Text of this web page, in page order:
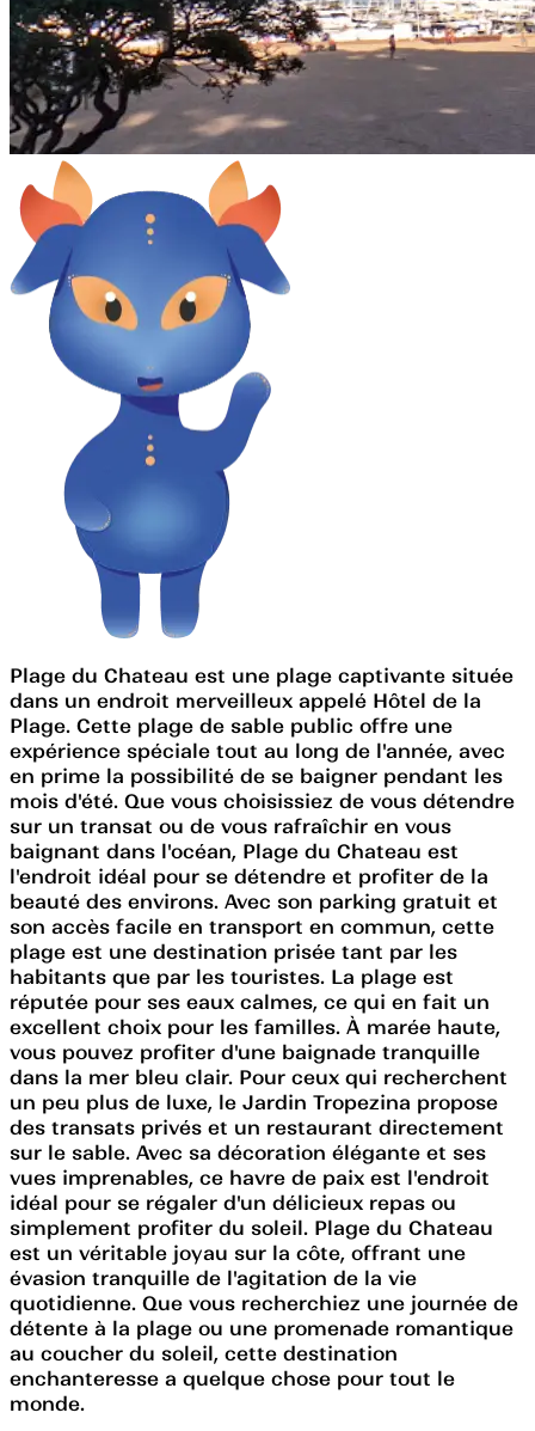
Plage du Chateau est une plage captivante située
dans un endroit merveilleux appelé Hôtel de la
Plage. Cette plage de sable public offre une
expérience spéciale tout au long de l'année, avec
en prime la possibilité de se baigner pendant les
mois d'été. Que vous choisissiez de vous détendre
sur un transat ou de vous rafraîchir en vous
baignant dans l'océan, Plage du Chateau est
l'endroit idéal pour se détendre et profiter de la
beauté des environs. Avec son parking gratuit et
son accès facile en transport en commun, cette
plage est une destination prisée tant par les
habitants que par les touristes. La plage est
réputée pour ses eaux calmes, ce qui en fait un
excellent choix pour les familles. À marée haute,
vous pouvez profiter d'une baignade tranquille
dans la mer bleu clair. Pour ceux qui recherchent
un peu plus de luxe, le Jardin Tropezina propose
des transats privés et un restaurant directement
sur le sable. Avec sa décoration élégante et ses
vues imprenables, ce havre de paix est l'endroit
idéal pour se régaler d'un délicieux repas ou
simplement profiter du soleil. Plage du Chateau
est un véritable joyau sur la côte, offrant une
évasion tranquille de l'agitation de la vie
quotidienne. Que vous recherchiez une journée de
détente à la plage ou une promenade romantique
au coucher du soleil, cette destination
enchanteresse a quelque chose pour tout le
monde.